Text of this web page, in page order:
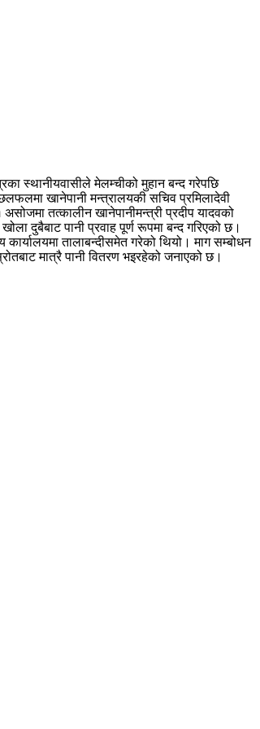
स्थानीयवासीले मेलम्चीको मुहान बन्द गरेपछि
खानेपानी मन्त्रालयकी सचिव प्रमिलादेवी
तत्कालीन खानेपानीमन्त्री प्रदीप यादवको
दुबैबाट पानी प्रवाह पूर्ण रूपमा बन्द गरिएको छ।
तालाबन्दीसमेत गरेको थियो। माग सम्बोधन
मात्रै पानी वितरण भइरहेको जनाएको छ।